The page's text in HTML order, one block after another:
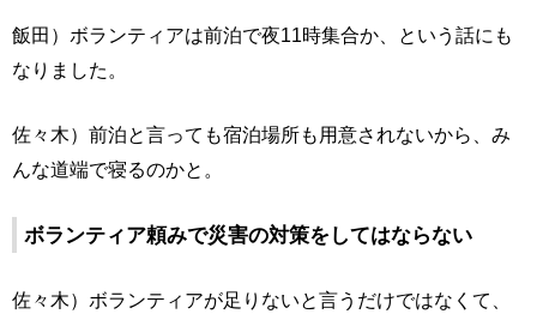
飯田）ボランティアは前泊で夜11時集合か、という話にも
なりました。
佐々木）前泊と言っても宿泊場所も用意されないから、み
んな道端で寝るのかと。
ボランティア頼みで災害の対策をしてはならない
佐々木）ボランティアが足りないと言うだけではなくて、